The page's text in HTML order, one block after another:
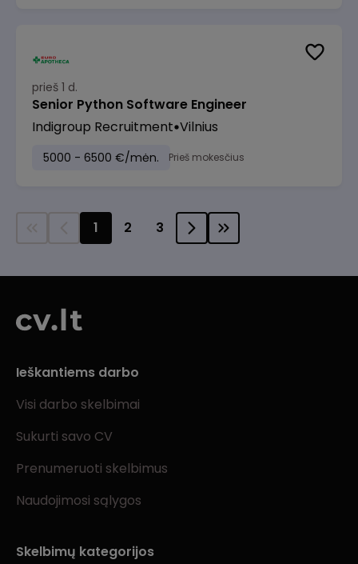
prieš 1 d.
Senior Python Software Engineer
Indigroup Recruitment Vilnius
5000 - 6500 €/mėn. Prieš mokesčius
1 2 3
Ieškantiems darbo
Visi darbo skelbimai
Sukurti savo CV
Prenumeruoti skelbimus
Naudojimosi sąlygos
Skelbimų kategorijos